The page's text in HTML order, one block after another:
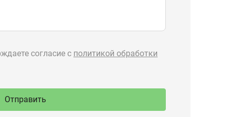
777
71
спецтехники